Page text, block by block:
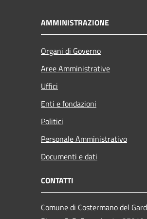
AMMINISTRAZIONE
Organi di Governo
Aree Amministrative
Uffici
Enti e fondazioni
Politici
Personale Amministrativo
Documenti e dati
CONTATTI
Comune di Costermano del